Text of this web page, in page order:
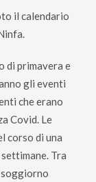
il calendario
di primavera e
gli eventi
che erano
Covid. Le
corso di una
Tra
soggiorno